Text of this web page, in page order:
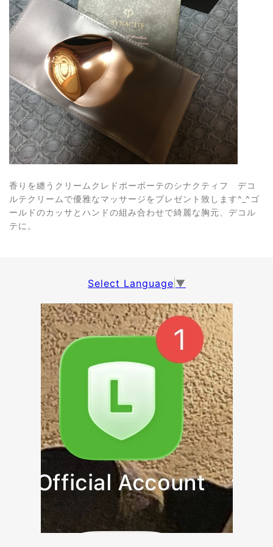
香りを纏うクリームクレドポーボーテのシナクティフ デコ
ルテクリームで優雅なマッサージをプレゼント致します^_^ゴ
ールドのカッサとハンドの組み合わせで綺麗な胸元、デコル
テに。
Select Language ▼